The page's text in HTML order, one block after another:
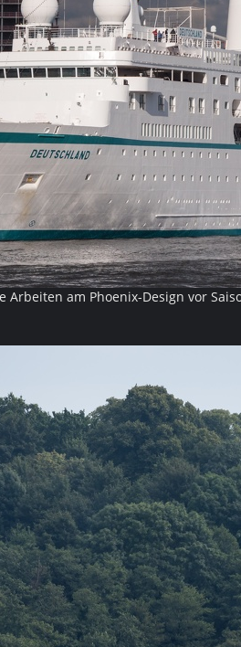
Arbeiten am Phoenix-Design vor